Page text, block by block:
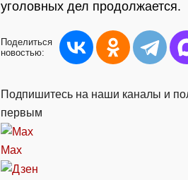
уголовных дел продолжается.
Поделиться
новостью:
Подпишитесь на наши каналы и
первым
Max